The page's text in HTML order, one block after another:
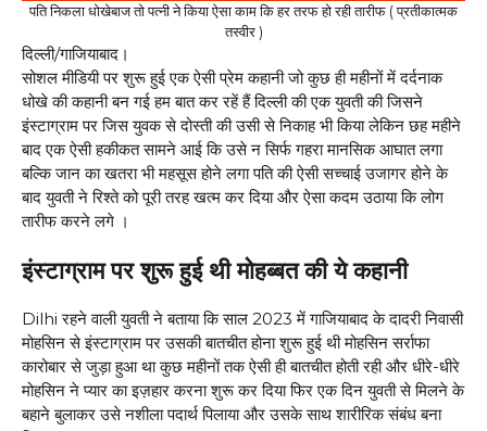
पति निकला धोखेबाज तो पत्नी ने किया ऐसा काम कि हर तरफ हो रही तारीफ ( प्रतीकात्मक
तस्वीर )
दिल्ली/गाजियाबाद।
सोशल मीडियी पर शुरू हुई एक ऐसी प्रेम कहानी जो कुछ ही महीनों में दर्दनाक
धोखे की कहानी बन गई हम बात कर रहें हैं दिल्ली की एक युवती की जिसने
इंस्टाग्राम पर जिस युवक से दोस्ती की उसी से निकाह भी किया लेकिन छह महीने
बाद एक ऐसी हकीकत सामने आई कि उसे न सिर्फ गहरा मानसिक आघात लगा
बल्कि जान का खतरा भी महसूस होने लगा पति की ऐसी सच्चाई उजागर होने के
बाद युवती ने रिश्ते को पूरी तरह खत्म कर दिया और ऐसा कदम उठाया कि लोग
तारीफ करने लगे ।
इंस्टाग्राम पर शुरू हुई थी मोहब्बत की ये कहानी
Dilhi रहने वाली युवती ने बताया कि साल 2023 में गाजियाबाद के दादरी निवासी
मोहसिन से इंस्टाग्राम पर उसकी बातचीत होना शुरू हुई थी मोहसिन सर्राफा
कारोबार से जुड़ा हुआ था कुछ महीनों तक ऐसी ही बातचीत होती रही और धीरे-धीरे
मोहसिन ने प्यार का इज़हार करना शुरू कर दिया फिर एक दिन युवती से मिलने के
बहाने बुलाकर उसे नशीला पदार्थ पिलाया और उसके साथ शारीरिक संबंध बना